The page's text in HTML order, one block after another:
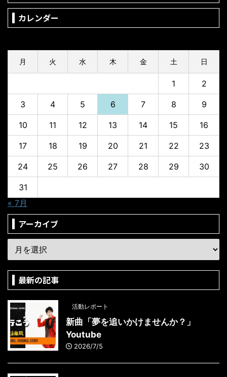
カレンダー
月 火 水 木 金 土 日
1 2
3 4 5 6 7 8 9
10 11 12 13 14 15 16
17 18 19 20 21 22 23
24 25 26 27 28 29 30
31
« 7月
アーカイブ
最新の記事
活動レポート
新曲「夢を追いかけませんか？」
Youtube
2026/7/5